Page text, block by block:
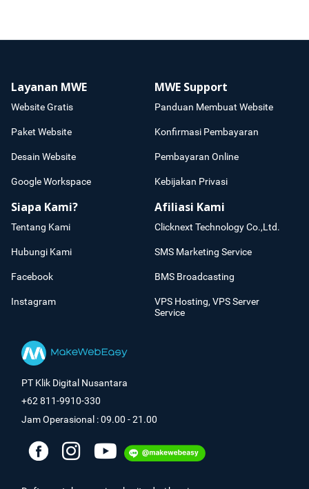
Layanan MWE
Website Gratis
Paket Website
Desain Website
Google Workspace
MWE Support
Panduan Membuat Website
Konfirmasi Pembayaran
Pembayaran Online
Kebijakan Privasi
Siapa Kami?
Tentang Kami
Hubungi Kami
Facebook
Instagram
Afiliasi Kami
Clicknext Technology Co.,Ltd.
SMS Marketing Service
BMS Broadcasting
VPS Hosting, VPS Server
Service
PT Klik Digital Nusantara
+62 811-9910-330
Jam Operasional : 09.00 - 21.00